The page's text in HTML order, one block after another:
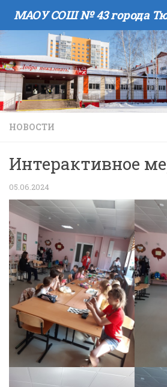
Skip to content
НОВОСТИ
Интерактивное
05.06.2024